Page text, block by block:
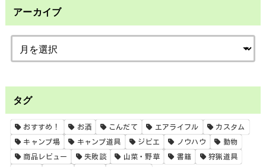
アーカイブ
タグ
おすすめ！ お酒 こんだて エアライフル カスタム
キャンプ場 キャンプ道具 ジビエ ノウハウ 動物
商品レビュー 失敗談 山菜・野草 書籍 狩猟道具